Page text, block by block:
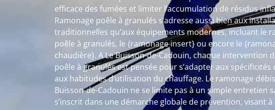
efficace des fumées et limiter l’accumulation de résidus
Ramonage poêle à granulés s’adresse aussi bien aux
traditionnelles qu’aux équipements modernes, incluant le
poêle à granulés, le {ramonage insert} ou encore le
chaudière}. A Le Buisson-de-Cadouin, chaque intervention
poêle à granulés est pensée pour s’adapter aux
aux habitudes d’utilisation du chauffage. Le ramonage
Buisson-de-Cadouin ne se limite pas à un simple entretien
s’inscrit dans une démarche globale de prévention, visant